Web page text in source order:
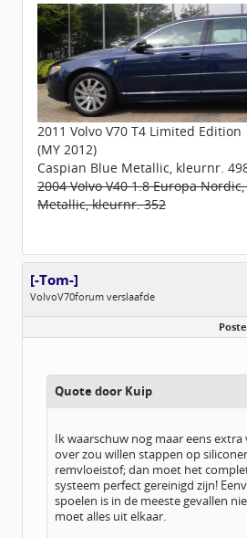
2011 Volvo V70 T4 Limited Edition
(MY 2012)
Caspian Blue Metallic, kleurnr.
2004 Volvo V40 1.8 Europa
Metallic, kleurnr. 352
[-Tom-]
VolvoV70forum verslaafde
Leeftijd:
39
Quote door Kuip
Ik waarschuw nog maar eens
over zou willen stappen op
remvloeistof; dan moet het
systeem perfect gereinigd zijn!
spoelen is in de meeste gevallen
moet alles uit elkaar.